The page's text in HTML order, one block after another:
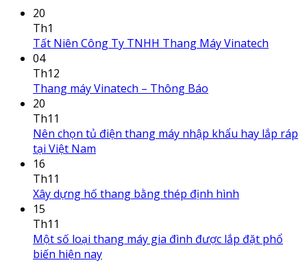
20
Th1
Tất Niên Công Ty TNHH Thang Máy Vinatech
04
Th12
Thang máy Vinatech – Thông Báo
20
Th11
Nên chọn tủ điện thang máy nhập khẩu hay lắp ráp
tại Việt Nam
16
Th11
Xây dựng hố thang bằng thép định hình
15
Th11
Một số loại thang máy gia đình được lắp đặt phổ
biến hiện nay